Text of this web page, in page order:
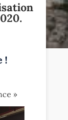
!
»